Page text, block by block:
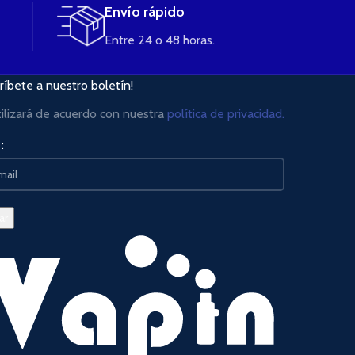
Envío rápido
Entre 24 o 48 horas.
a nuestro boletín!
de acuerdo con nuestra política de privacidad.